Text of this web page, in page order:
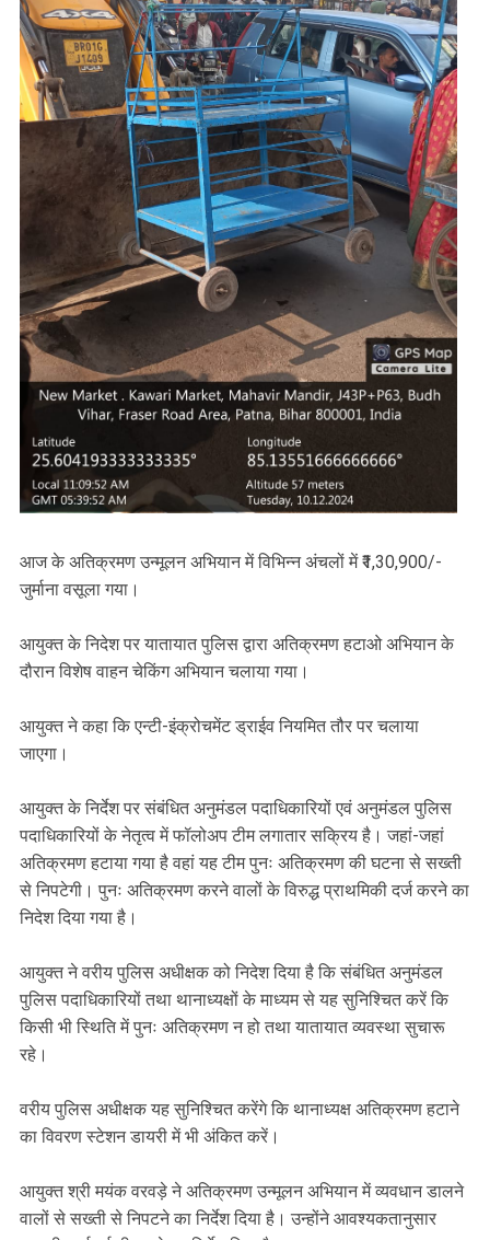
आज के अतिक्रमण उन्मूलन अभियान में विभिन्न अंचलों में ₹1,30,900/-
जुर्माना वसूला गया।
आयुक्त के निदेश पर यातायात पुलिस द्वारा अतिक्रमण हटाओ अभियान के
दौरान विशेष वाहन चेकिंग अभियान चलाया गया।
आयुक्त ने कहा कि एन्टी-इंक्रोचमेंट ड्राईव नियमित तौर पर चलाया
जाएगा।
आयुक्त के निर्देश पर संबंधित अनुमंडल पदाधिकारियों एवं अनुमंडल पुलिस
पदाधिकारियों के नेतृत्व में फॉलोअप टीम लगातार सक्रिय है। जहां-जहां
अतिक्रमण हटाया गया है वहां यह टीम पुनः अतिक्रमण की घटना से सख्ती
से निपटेगी। पुनः अतिक्रमण करने वालों के विरुद्ध प्राथमिकी दर्ज करने का
निदेश दिया गया है।
आयुक्त ने वरीय पुलिस अधीक्षक को निदेश दिया है कि संबंधित अनुमंडल
पुलिस पदाधिकारियों तथा थानाध्यक्षों के माध्यम से यह सुनिश्चित करें कि
किसी भी स्थिति में पुनः अतिक्रमण न हो तथा यातायात व्यवस्था सुचारू
रहे।
वरीय पुलिस अधीक्षक यह सुनिश्चित करेंगे कि थानाध्यक्ष अतिक्रमण हटाने
का विवरण स्टेशन डायरी में भी अंकित करें।
आयुक्त श्री मयंक वरवड़े ने अतिक्रमण उन्मूलन अभियान में व्यवधान डालने
वालों से सख्ती से निपटने का निर्देश दिया है। उन्होंने आवश्यकतानुसार